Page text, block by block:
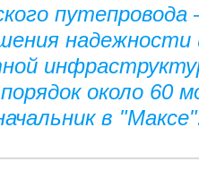
путепровода
надежности
около 60
в